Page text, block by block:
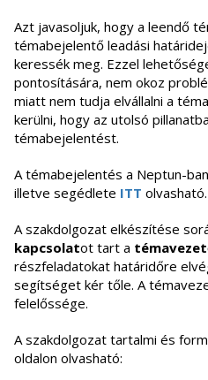
Azt javasoljuk, hogy a leendő
témabejelentő leadási
keressék meg. Ezzel
pontosítására, nem okoz
miatt nem tudja elvállalni a
kerülni, hogy az utolsó
témabejelentést.
A témabejelentés a Neptun-
illetve segédlete ITT olvasható.
A szakdolgozat elkészítése
kapcsolatot tart a
részfeladatokat határidőre
segítséget kér tőle. A
felelőssége.
A szakdolgozat tartalmi és
oldalon olvasható: